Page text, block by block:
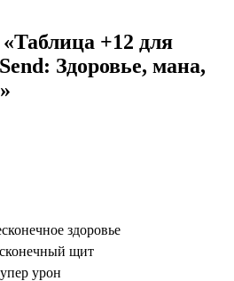
+12 для
Здоровье, мана,
здоровье
щит
урон